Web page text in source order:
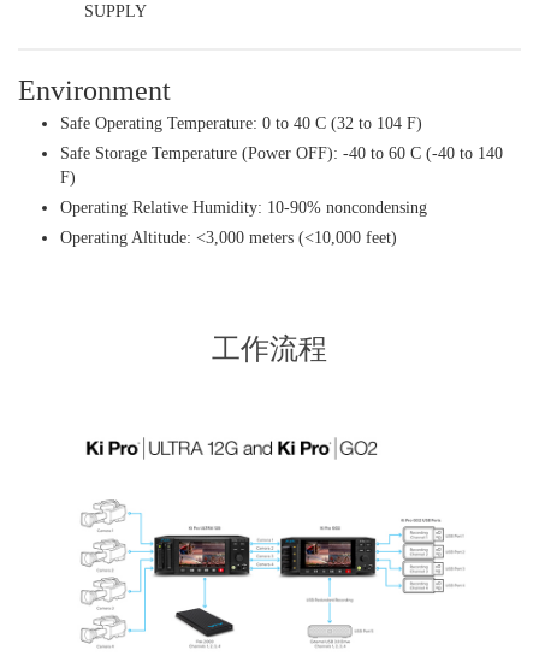
SUPPLY
Environment
Safe Operating Temperature: 0 to 40 C (32 to 104 F)
Safe Storage Temperature (Power OFF): -40 to 60 C (-40 to 140
F)
Operating Relative Humidity: 10-90% noncondensing
Operating Altitude: <3,000 meters (<10,000 feet)
工作流程